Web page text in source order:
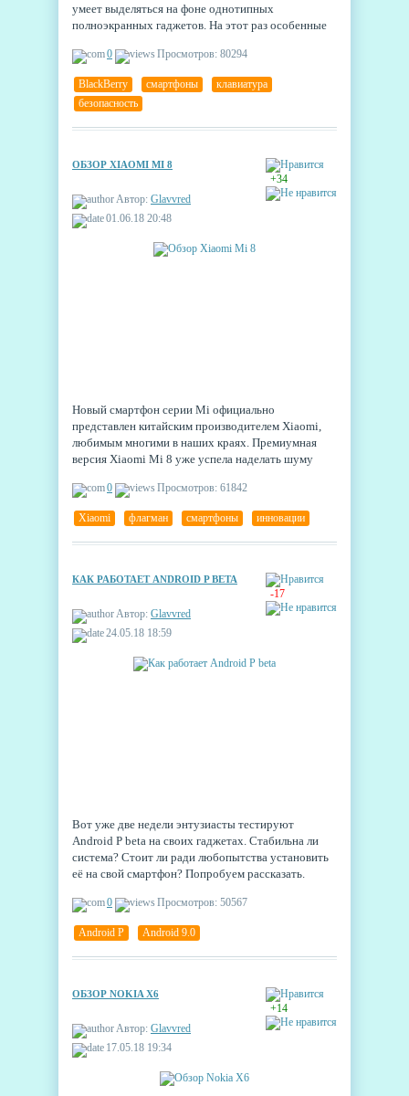
умеет выделяться на фоне однотипных
полноэкранных гаджетов. На этот раз особенные
новшествами.
0 Просмотров: 80294
BlackBerry смартфоны клавиатура
безопасность
+34
ОБЗОР XIAOMI MI 8
Автор: Glavvred
01.06.18 20:48
Новый смартфон серии Mi официально
представлен китайским производителем Xiaomi,
любимым многими в наших краях. Премиумная
версия Xiaomi Mi 8 уже успела наделать шуму
использованию новых технологий.
0 Просмотров: 61842
Xiaomi флагман смартфоны инновации
-17
КАК РАБОТАЕТ ANDROID P BETA
Автор: Glavvred
24.05.18 18:59
Вот уже две недели энтузиасты тестируют
Android P beta на своих гаджетах. Стабильна ли
система? Стоит ли ради любопытства установить
её на свой смартфон? Попробуем рассказать.
0 Просмотров: 50567
Android P Android 9.0
+14
ОБЗОР NOKIA X6
Автор: Glavvred
17.05.18 19:34